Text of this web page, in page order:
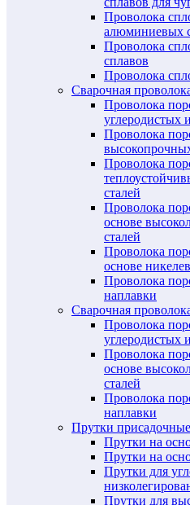
Проволока
алюминиевых
Проволока
сплавов
Проволока
Сварочная
Проволока
углеродистых
Проволока
Проволока
сталей
Проволока
основе
сталей
Проволока
основе
Проволока
наплавки
Сварочная
Проволока
углеродистых
Проволока
основе
сталей
Проволока
наплавки
Прутки
Прутки на
Прутки на
Прутки для
Прутки для